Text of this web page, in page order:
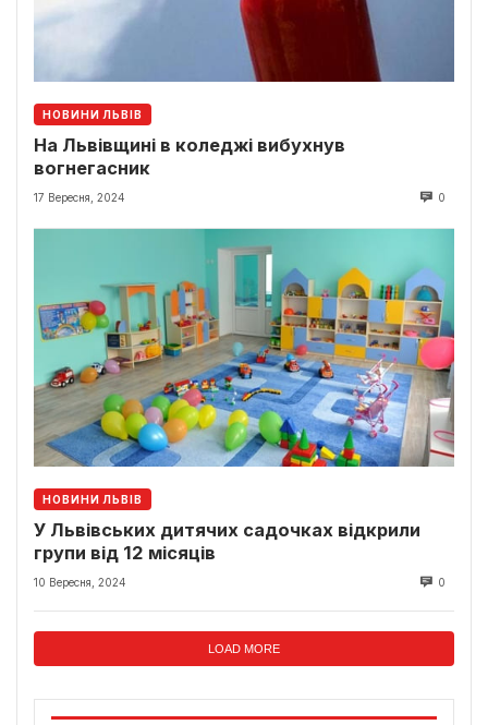
НОВИНИ ЛЬВІВ
На Львівщині в коледжі вибухнув
вогнегасник
17 Вересня, 2024 0
НОВИНИ ЛЬВІВ
У Львівських дитячих садочках відкрили
групи від 12 місяців
10 Вересня, 2024 0
LOAD MORE